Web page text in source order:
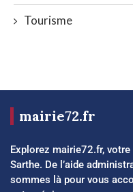
Tourisme
mairie72.fr
Explorez mairie72.fr,
Sarthe. De l’aide
sommes là pour vous